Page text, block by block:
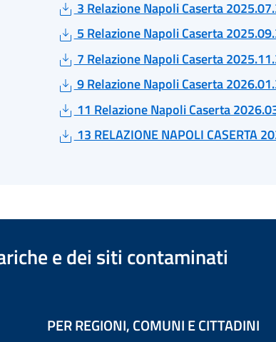
3 Relazione Napoli Caserta
5 Relazione Napoli Caserta
7 Relazione Napoli Caserta
9 Relazione Napoli Caserta
11 Relazione Napoli Caserta
13 RELAZIONE NAPOLI CASERTA
e dei siti contaminati
PER REGIONI, COMUNI E CITTADINI